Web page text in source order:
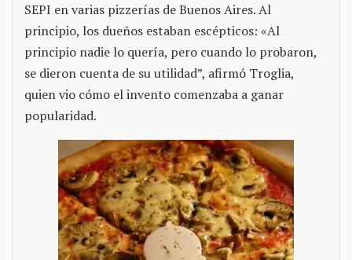
SEPI en varias pizzerías de Buenos Aires. Al
principio, los dueños estaban escépticos: «Al
principio nadie lo quería, pero cuando lo probaron,
se dieron cuenta de su utilidad”, afirmó Troglia,
quien vio cómo el invento comenzaba a ganar
popularidad.